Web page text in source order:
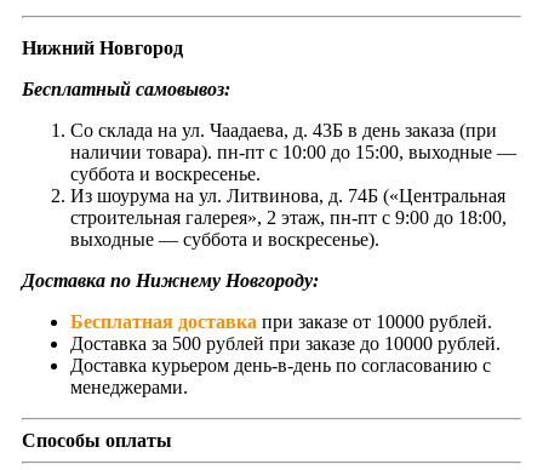
Нижний Новгород
Бесплатный самовывоз:
Со склада на ул. Чаадаева, д. 43Б в день заказа (при
наличии товара). пн-пт с 10:00 до 15:00, выходные —
суббота и воскресенье.
Из шоурума на ул. Литвинова, д. 74Б («Центральная
строительная галерея», 2 этаж, пн-пт с 9:00 до 18:00,
выходные — суббота и воскресенье).
Доставка по Нижнему Новгороду:
Бесплатная доставка при заказе от 10000 рублей.
Доставка за 500 рублей при заказе до 10000 рублей.
Доставка курьером день-в-день по согласованию с
менеджерами.
Способы оплаты